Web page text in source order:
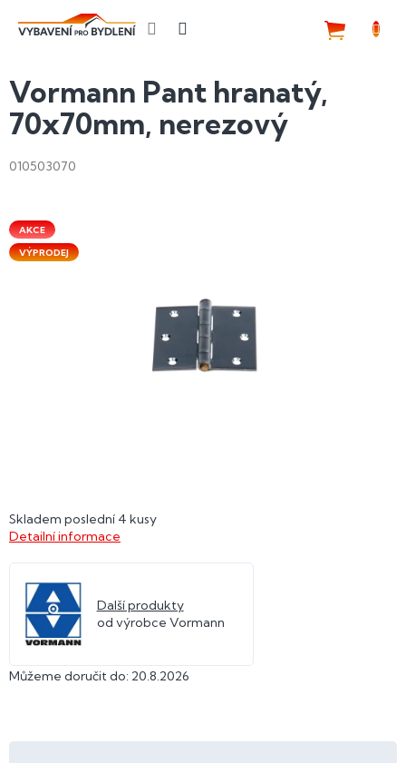
Vormann Pant hranatý,
70x70mm, nerezový
010503070
AKCE
VÝPRODEJ
Můžeme doručit do: 20.8.2026
Skladem poslední 4 kusy
Detailní informace
Další produkty
od výrobce Vormann